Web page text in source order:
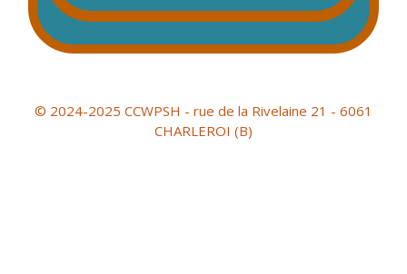
© 2024-2025 CCWPSH - rue de la Rivelaine 21 - 6061
CHARLEROI (B)